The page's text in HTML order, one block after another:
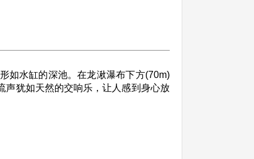
如水缸的深池。在龙湫瀑布下方(70m)
声犹如天然的交响乐，让人感到身心放